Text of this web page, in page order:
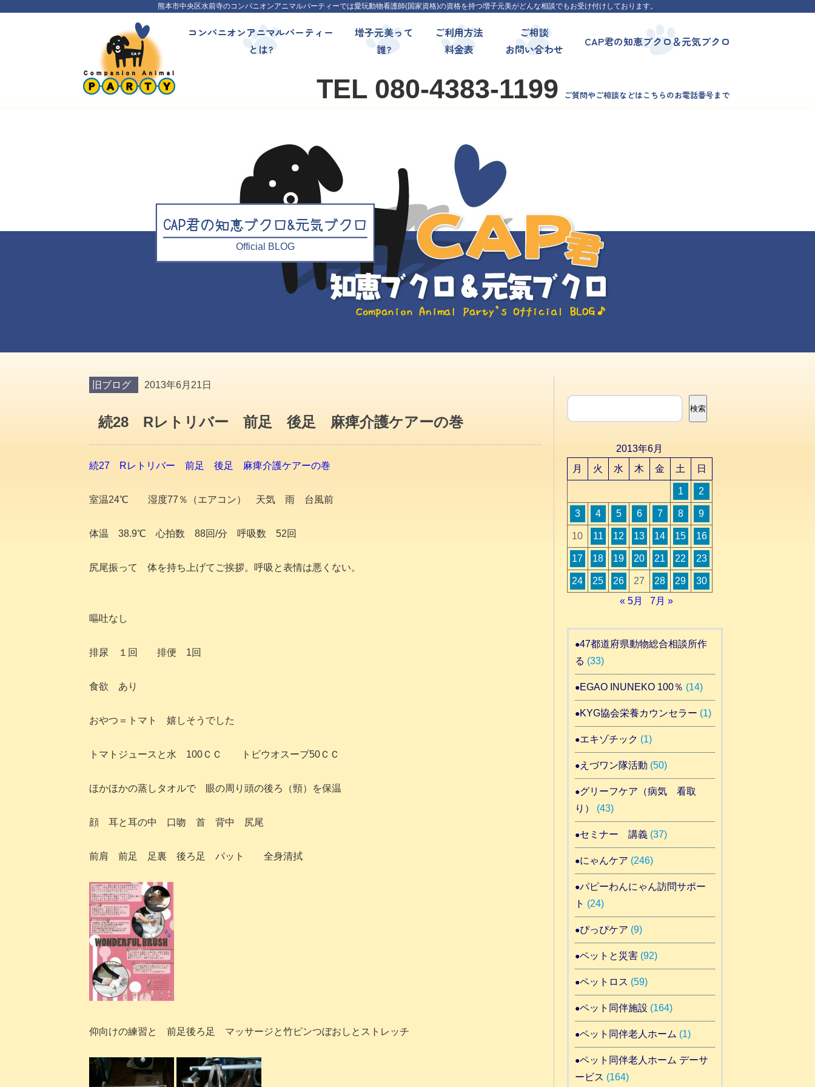
熊本市中央区水前寺のコンパニオンアニマルパーティーでは愛玩動物看護師(国家資格)の資格を持つ増子元美がどんな相談でもお受け付けしております。
コンパニオンアニマルパーティー
とは?
増子元美って
誰?
ご利用方法
料金表
ご相談
お問い合わせ
CAP君の知恵ブクロ＆元気ブクロ
TEL 080-4383-1199 ご質問やご相談などはこちらのお電話番号まで
CAP君の知恵ブクロ&元気ブクロ
Official BLOG
旧ブログ 2013年6月21日
続28 Rレトリバー 前足 後足 麻痺介護ケアーの巻
続27 Rレトリバー 前足 後足 麻痺介護ケアーの巻
室温24℃ 湿度77％（エアコン） 天気 雨 台風前
体温 38.9℃ 心拍数 88回/分 呼吸数 52回
尻尾振って 体を持ち上げてご挨拶。呼吸と表情は悪くない。
嘔吐なし
排尿 １回 排便 1回
食欲 あり
おやつ＝トマト 嬉しそうでした
トマトジュースと水 100ＣＣ トビウオスープ50ＣＣ
ほかほかの蒸しタオルで 眼の周り頭の後ろ（頸）を保温
顔 耳と耳の中 口吻 首 背中 尻尾
前肩 前足 足裏 後ろ足 パット 全身清拭
仰向けの練習と 前足後ろ足 マッサージと竹ピンつぼおしとストレッチ
検索
検索
2013年6月
月
火 水 木 金 土 日
1 2
3 4 5 6 7 8 9
10 11 12 13 14 15 16
17 18 19 20 21 22 23
24 25 26 27 28 29
30
« 5月
7月 »
47都道府県動物総合相談所作
る (33)
EGAO INUNEKO 100％ (14)
KYG協会栄養カウンセラー (1)
エキゾチック (1)
えづワン隊活動 (50)
グリーフケア（病気 看取
り）
(43)
セミナー 講義(37)
にゃんケア (246)
パピーわんにゃん訪問サポー
ト (24)
ぴっぴケア (9)
ペットと災害(92)
ペットロス (59)
ペット同伴施設 (164)
ペット同伴老人ホーム (1)
ペット同伴老人ホーム デーサ
ービス (164)